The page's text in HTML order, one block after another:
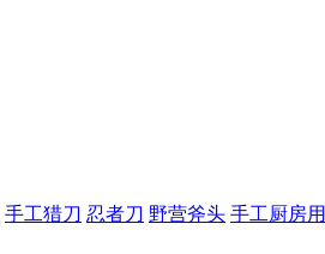
手工猎刀 忍者刀 野营斧头 手工厨房